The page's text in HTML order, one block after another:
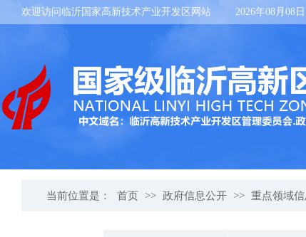
欢迎访问临沂国家高新技术产业开发区网站 2026年08月08日
当前位置是： 首页 >> 政府信息公开 >> 重点领域